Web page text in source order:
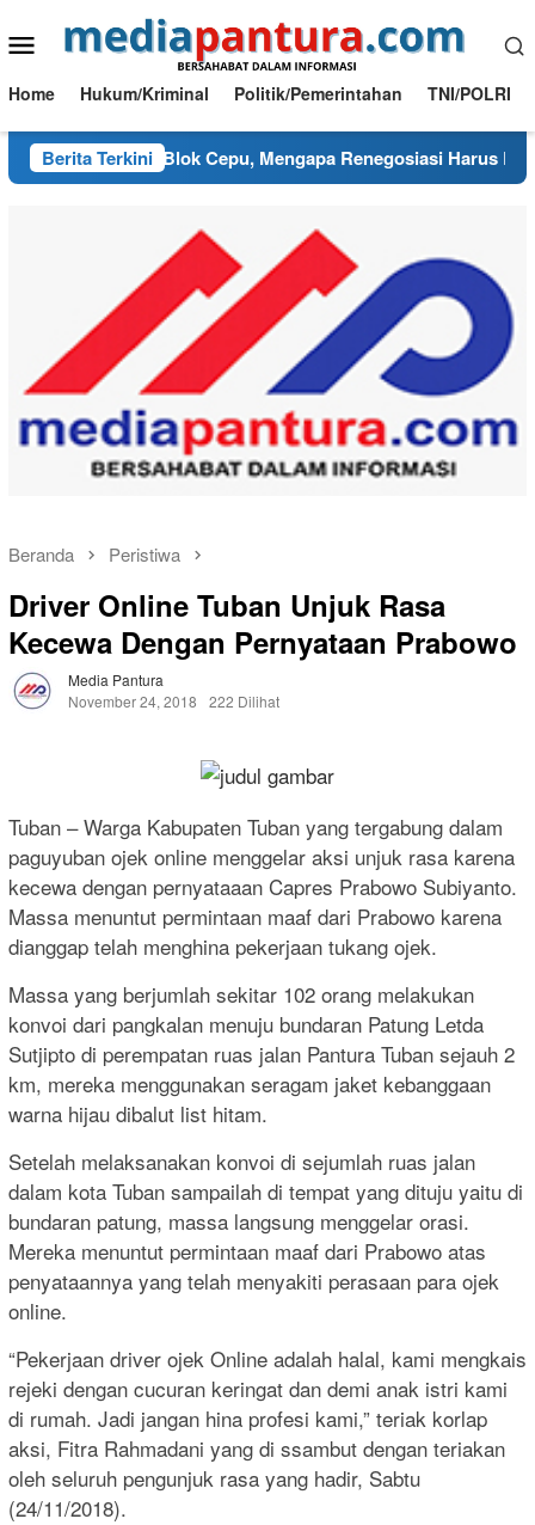
ke
Menu
Mobile
Home Hukum/Kriminal Politik/Pemerintahan TNI/POLRI
Berita Terkini
Kusut PI Blok Cepu, Mengapa Renegosiasi Harus Berpijak
Beranda Peristiwa
Driver Online Tuban Unjuk Rasa
Kecewa Dengan Pernyataan Prabowo
Media Pantura
November 24, 2018
222 Dilihat
Tuban – Warga Kabupaten Tuban yang tergabung dalam
paguyuban ojek online menggelar aksi unjuk rasa karena
kecewa dengan pernyataaan Capres Prabowo Subiyanto.
Massa menuntut permintaan maaf dari Prabowo karena
dianggap telah menghina pekerjaan tukang ojek.
Massa yang berjumlah sekitar 102 orang melakukan
konvoi dari pangkalan menuju bundaran Patung Letda
Sutjipto di perempatan ruas jalan Pantura Tuban sejauh 2
km, mereka menggunakan seragam jaket kebanggaan
warna hijau dibalut list hitam.
Setelah melaksanakan konvoi di sejumlah ruas jalan
dalam kota Tuban sampailah di tempat yang dituju yaitu di
bundaran patung, massa langsung menggelar orasi.
Mereka menuntut permintaan maaf dari Prabowo atas
penyataannya yang telah menyakiti perasaan para ojek
online.
“Pekerjaan driver ojek Online adalah halal, kami mengkais
rejeki dengan cucuran keringat dan demi anak istri kami
di rumah. Jadi jangan hina profesi kami,” teriak korlap
aksi, Fitra Rahmadani yang di ssambut dengan teriakan
oleh seluruh pengunjuk rasa yang hadir, Sabtu
(24/11/2018).